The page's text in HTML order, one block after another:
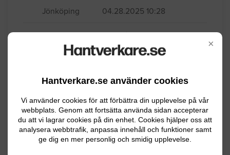
×
Hantverkare.se använder cookies
Vi använder cookies för att förbättra din upplevelse på vår
webbplats. Genom att fortsätta använda sidan accepterar
du att vi lagrar cookies på din enhet. Cookies hjälper oss att
analysera webbtrafik, anpassa innehåll och funktioner samt
ge dig en mer personlig och smidig upplevelse.
/Våtrumstapet Prisförslag på kakel i hala
badrummet
Jönköping 04.28.2025 10:28
Badrumsrenovering
Vi vill renovera ett stort badrum. Kakel
och klinker ska läggas på nytt då gamla
kakel har släppt.